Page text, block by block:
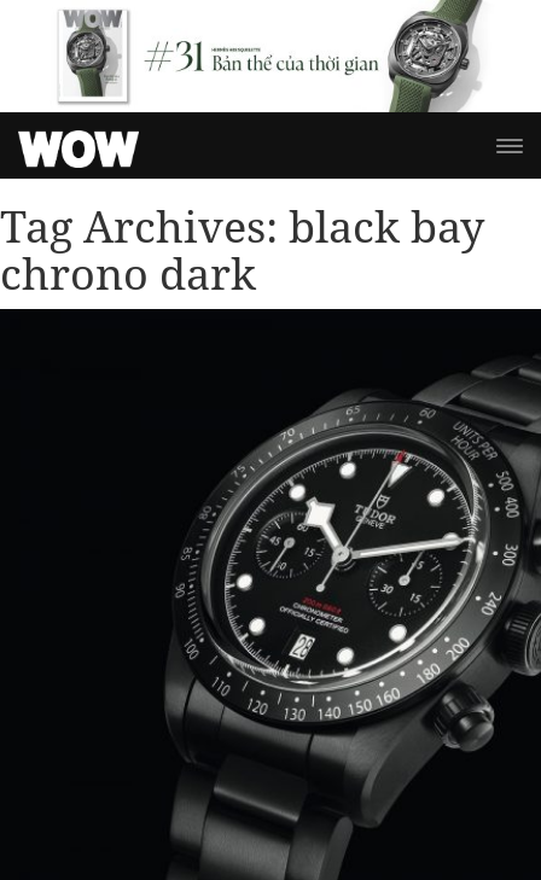
Tag Archives: black bay
chrono dark